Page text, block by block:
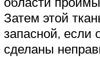
Затем этой
запасной, если
сделаны